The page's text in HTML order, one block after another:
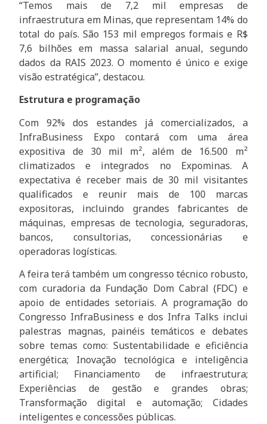
“Temos mais de 7,2 mil empresas de
infraestrutura em Minas, que representam 14% do
total do país. São 153 mil empregos formais e R$
7,6 bilhões em massa salarial anual, segundo
dados da RAIS 2023. O momento é único e exige
visão estratégica”, destacou.
Estrutura e programação
Com 92% dos estandes já comercializados, a
InfraBusiness Expo contará com uma área
expositiva de 30 mil m², além de 16.500 m²
climatizados e integrados no Expominas. A
expectativa é receber mais de 30 mil visitantes
qualificados e reunir mais de 100 marcas
expositoras, incluindo grandes fabricantes de
máquinas, empresas de tecnologia, seguradoras,
bancos, consultorias, concessionárias e
operadoras logísticas.
A feira terá também um congresso técnico robusto,
com curadoria da Fundação Dom Cabral (FDC) e
apoio de entidades setoriais. A programação do
Congresso InfraBusiness e dos Infra Talks inclui
palestras magnas, painéis temáticos e debates
sobre temas como: Sustentabilidade e eficiência
energética; Inovação tecnológica e inteligência
artificial; Financiamento de infraestrutura;
Experiências de gestão e grandes obras;
Transformação digital e automação; Cidades
inteligentes e concessões públicas.